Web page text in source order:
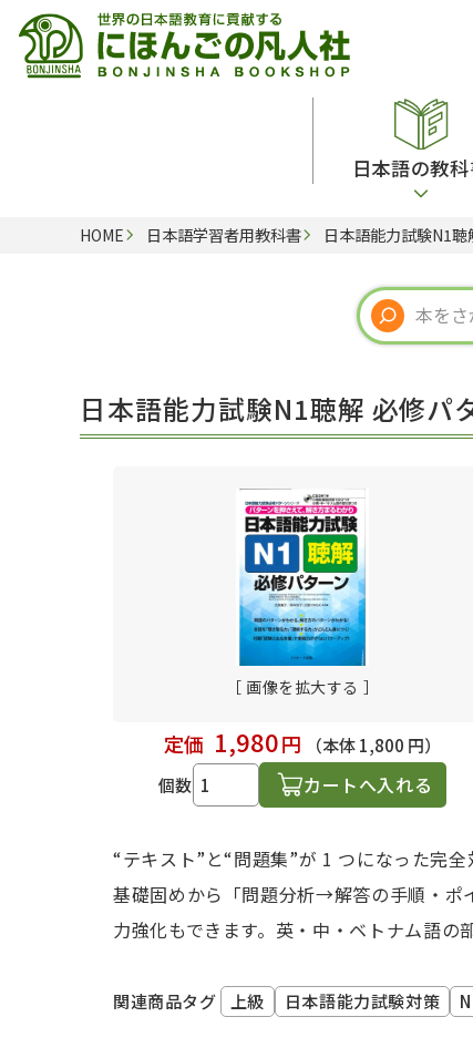
日本語の教
留学生向け専門分野
練習問題
日本語学習関連副読本
カード・ゲーム・絵教材
ドイツ語辞典
語学・文法辞典
多言語社会・言語政策
HOME 日本語学習者用教科書 日本語能力試験N1聴
日本語能力試験N1聴解 必修パ
［ 画像を拡大する ］
定価 1,980円
（本体 1,800 円）
個数
カートへ入れる
“テキスト”と“問題集”が 1 つになった完
基礎固めから「問題分析→解答の手順・ポ
力強化もできます。英・中・ベトナム語の
関連商品タグ 上級 日本語能力試験対策